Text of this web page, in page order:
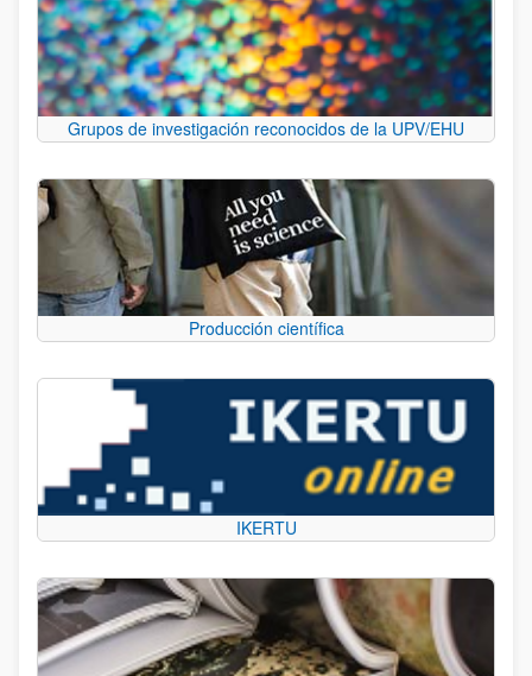
Grupos de investigación reconocidos de la UPV/EHU
Producción científica
IKERTU